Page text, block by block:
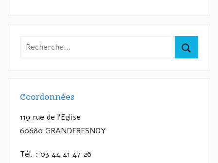
Recherche
:
Coordonnées
119 rue de l’Eglise
60680 GRANDFRESNOY
Tél. : 03 44 41 47 26